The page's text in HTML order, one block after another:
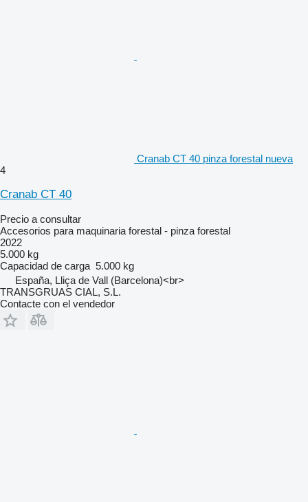
Cranab CT 40 pinza forestal nueva
4
Cranab CT 40
Precio a consultar
Accesorios para maquinaria forestal - pinza forestal
2022
5.000 kg
Capacidad de carga 5.000 kg
España, Lliça de Vall (Barcelona)<br>
TRANSGRUAS CIAL, S.L.
Contacte con el vendedor